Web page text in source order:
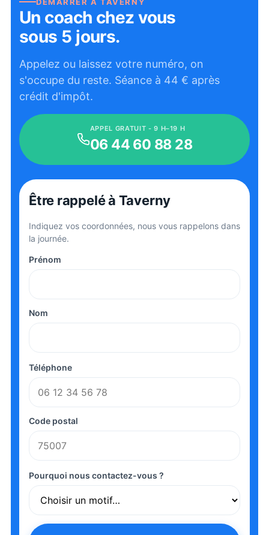
Un coach chez vous
sous 5 jours.
Appelez ou laissez votre numéro, on
s'occupe du reste. Séance à 44 € après
crédit d'impôt.
APPEL GRATUIT - 9 H–19 H
06 44 60 88 28
Être rappeléà Taverny
Indiquez vos coordonnées, nous vous rappelons dans
la journée.
Prénom
Nom
Téléphone
Code postal
Pourquoi nous contactez-vous ?